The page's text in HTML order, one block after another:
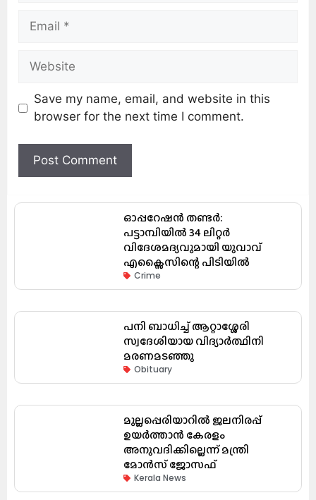
Save my name, email, and website in this
browser for the next time I comment.
ഓപ്പറേഷൻ തണ്ടർ:
പട്ടാമ്പിയിൽ 34 ലിറ്റർ
വിദേശമദ്യവുമായി യുവാവ്
എക്സൈസിന്റെ പിടിയിൽ
Crime
പനി ബാധിച്ച് ആറ്റാശ്ശേരി
സ്വദേശിയായ വിദ്യാർത്ഥിനി
മരണമടഞ്ഞു
Obituary
മുല്ലപ്പെരിയാറിൽ ജലനിരപ്പ്
ഉയർത്താൻ കേരളം
അനുവദിക്കില്ലെന്ന് മന്ത്രി
മോൻസ് ജോസഫ്
Kerala News